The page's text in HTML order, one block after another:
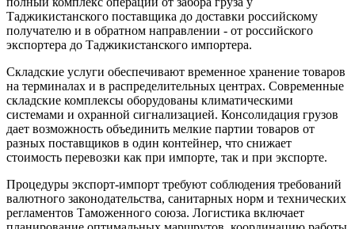
Таджикистанского поставщика до доставки российскому
получателю и в обратном направлении - от российского
экспортера до Таджикистанского импортера.
Складские услуги обеспечивают временное хранение товаров
на терминалах и в распределительных центрах. Современные
складские комплексы оборудованы климатическими
системами и охранной сигнализацией. Консолидация грузов
дает возможность объединить мелкие партии товаров от
разных поставщиков в один контейнер, что снижает
стоимость перевозки как при импорте, так и при экспорте.
Процедуры экспорт-импорт требуют соблюдения требований
валютного законодательства, санитарных норм и технических
регламентов Таможенного союза. Логистика включает